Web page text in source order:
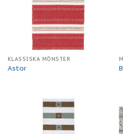
KLASSISKA MÖNSTER
Astor